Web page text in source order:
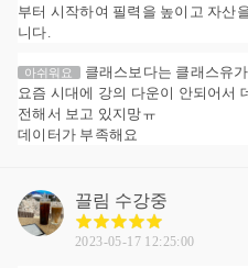
부터 시작하여 필력을 높이고 자산
니다.
아쉬워요
클래스보다는 클래스유
요즘 시대에 강의 다운이 안되어서
전해서 보고 있지망ㅠ
데이터가 부족해요
끌림 수강중
2023-05-17 12:25:00